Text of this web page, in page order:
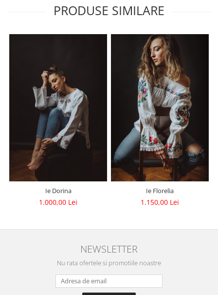
PRODUSE SIMILARE
Ie Dorina
1.000,00 Lei
Ie Florelia
1.150,00 Lei
NEWSLETTER
Nu rata ofertele si promotiile noastre